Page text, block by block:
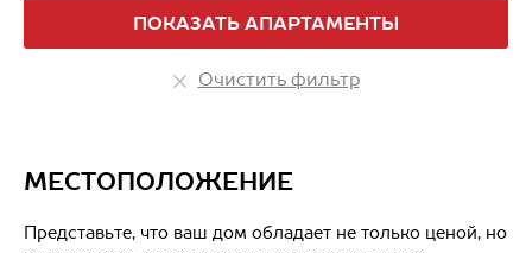
ПОКАЗАТЬ АПАРТАМЕНТЫ
Очистить фильтр
МЕСТОПОЛОЖЕНИЕ
Представьте, что ваш дом обладает не только ценой, но